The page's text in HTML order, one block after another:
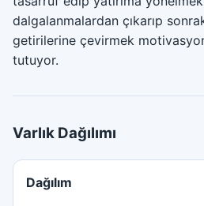
dalgalanmalardan çıkarıp
getirilerine çevirmek
tutuyor.
Varlık Dağılımı
Dağılım